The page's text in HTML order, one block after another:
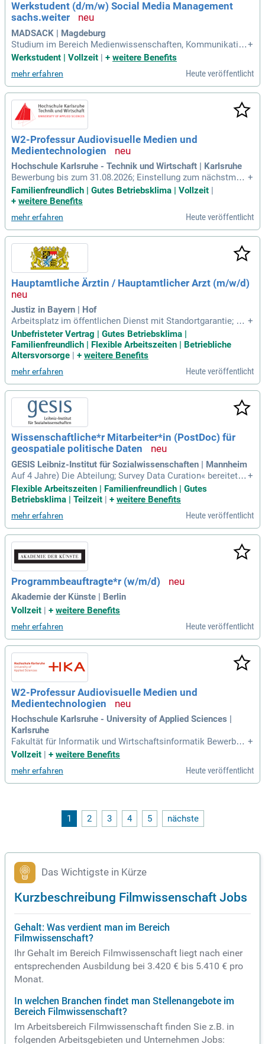
Werkstudent (d/m/w) Social Media Management
sachs.weiter
MADSACK | Magdeburg
Studium im Bereich Medienwissenschaften, Kommunikatio
n oder ähnlichen Fachrichtungen; Begeisterung für Magdebu
en und Schneiden von Kurzvideos, optimalerweise mit Cap
Cut; Kreatives Gespür für
+
Werkstudent | Vollzeit | + weitere Benefits
mehr erfahren Heute veröffentlicht
W2-Professur Audiovisuelle Medien und
Medientechnologien
Hochschule Karlsruhe - Technik und Wirtschaft | Karlsruhe
Bewerbung bis zum 31.08.2026; Einstellung zum nächstmög
lichen Termin: Wir sind eine der größten und forschungsstär
ksten Hochschulen für angewandte Wissenschaften in Bade
g und Nachhaltigkeit.
+
Familienfreundlich | Gutes Betriebsklima | Vollzeit |
+ weitere Benefits
mehr erfahren Heute veröffentlicht
Hauptamtliche Ärztin / Hauptamtlicher Arzt (m/w/d)
Justiz in Bayern | Hof
Arbeitsplatz im öffentlichen Dienst mit Standortgarantie; ein
en Arbeitsplatz in der kreisfreien Stadt Hof in der „Genussre
gion Oberfranken“ mit reizvoller geographischer Lage, große
m Freizeit- und Kulturangebot (Untreusee, Theater, Hofer Sy
+
Unbefristeter Vertrag | Gutes Betriebsklima |
Familienfreundlich | Flexible Arbeitszeiten | Betriebliche
Altersvorsorge
+ weitere Benefits
mehr erfahren Heute veröffentlicht
Wissenschaftliche*r Mitarbeiter*in (PostDoc) für
geospatiale politische Daten
GESIS Leibniz-Institut für Sozialwissenschaften | Mannheim
Auf 4 Jahre) Die Abteilung; Survey Data Curation« bereitet s
ozialwissenschaftliche Forschungsdaten fast aller Art für S
ekundärnutzungen auf, um die soziologische und politikwis
ch und zeitlich vergleichende
+
Flexible Arbeitszeiten | Familienfreundlich | Gutes
Betriebsklima | Teilzeit | + weitere Benefits
mehr erfahren Heute veröffentlicht
Programmbeauftragte*r (w/m/d)
Akademie der Künste | Berlin
Vollzeit | + weitere Benefits
mehr erfahren Heute veröffentlicht
W2-Professur Audiovisuelle Medien und
Medientechnologien
Hochschule Karlsruhe - University of Applied Sciences |
Karlsruhe
Fakultät für Informatik und Wirtschaftsinformatik Bewerbun
g bis zum 31.08.2026 Einstellung zum nächstmöglichen Ter
ungsstärksten Hochschulen für angewandte Wissenschafte
n in Baden-Württemberg und
+
Vollzeit
+ weitere Benefits
mehr erfahren Heute veröffentlicht
1 2 3 4 5 nächste
Das Wichtigste in Kürze
Kurzbeschreibung Filmwissenschaft Jobs
Gehalt: Was verdient man im Bereich
Filmwissenschaft?
Ihr Gehalt im Bereich Filmwissenschaft liegt nach einer
entsprechenden Ausbildung bei 3.420 € bis 5.410 € pro
Monat.
In welchen Branchen findet man Stellenangebote im
Bereich Filmwissenschaft?
Im Arbeitsbereich Filmwissenschaft finden Sie z.B. in
folgenden Arbeitsgebieten und Unternehmen Jobs: